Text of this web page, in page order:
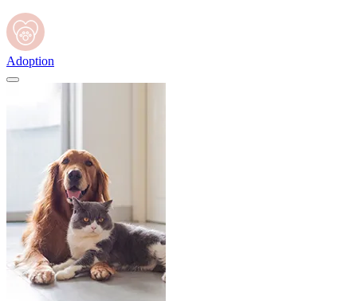
Adoption